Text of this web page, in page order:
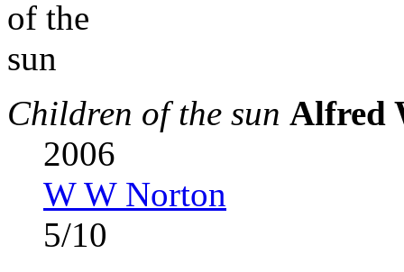
Children of the sun Alfred
2006
W W Norton
5/10